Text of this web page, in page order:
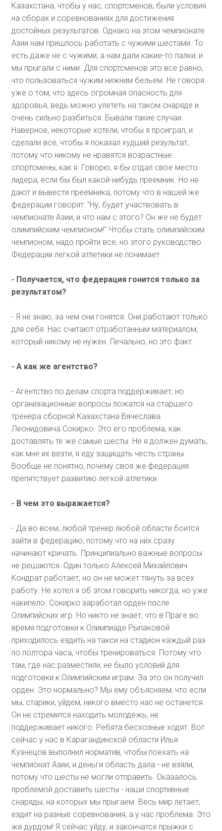
Казахстана, чтобы у нас, спортсменов, были условия
на сборах и соревнованиях для достижения
достойных результатов. Однако на этом чемпионате
Азии нам пришлось работать с чужими шестами. То
есть даже не с чужими, а нам дали какие-то палки, и
мы прыгали с ними. Для спортсменов это все равно,
что пользоваться чужим нижним бельем. Не говоря
уже о том, что здесь огромная опасность для
здоровья, ведь можно улететь на таком снаряде и
очень сильно разбиться. Бывали такие случаи.
Наверное, некоторые хотели, чтобы я проиграл, и
сделали все, чтобы я показал худший результат,
потому что никому не нравятся возрастные
спортсмены, как я. Говорю, я бы отдал свое место
лидера, если бы был какой-нибудь преемник. Но не
дают и вывести преемника, потому что в нашей же
федерации говорят: "Ну, будет участвовать в
чемпионате Азии, и что нам с этого? Он же не будет
олимпийским чемпионом!" Чтобы стать олимпийским
чемпионом, надо пройти все, но этого руководство
Федерации легкой атлетики не понимает.
- Получается, что федерация гонится только за
результатом?
- Я не знаю, за чем они гонятся. Они работают только
для себя. Нас считают отработанным материалом,
который никому не нужен. Печально, но это факт.
- А как же агентство?
- Агентство по делам спорта поддерживает, но
организационные вопросы ложатся на старшего
тренера сборной Казахстана Вячеслава
Леонидовича Сокирко. Это его проблема, как
доставлять те же самые шесты. Не я должен думать,
как мне их везти, я еду защищать честь страны.
Вообще не понятно, почему своя же федерация
препятствует развитию легкой атлетики.
- В чем это выражается?
- Да во всем, любой тренер любой области боится
зайти в федерацию, потому что на них сразу
начинают кричать. Принципиально важные вопросы
не решаются. Один только Алексей Михайлович
Кондрат работает, но он не может тянуть за всех
работу. Не хотел я об этом говорить никогда, но уже
накипело. Сокирко заработал орден после
Олимпийских игр. Но никто не знает, что в Праге во
время подготовки к Олимпиаде Рыпаковой
приходилось ездить на такси на стадион каждый раз
по полтора часа, чтобы тренироваться. Потому что
там, где нас разместили, не было условий для
подготовки к Олимпийским играм. За это он получил
орден. Это нормально? Мы ему объясняем, что если
мы, старики, уйдем, никого вместо нас не останется.
Он не стремится находить молодежь, не
поддерживает никого. Ребята бесхозные ходят. Вот
сейчас у нас в Карагандинской области Илья
Кузнецов выполнил норматив, чтобы поехать на
чемпионат Азии, и деньги область дала - не взяли,
потому что шесты не могли отправить. Оказалось
проблемой доставить шесты - наши спортивные
снаряды, на которых мы прыгаем. Весь мир летает,
ездит на разные соревнования, а у нас проблема. Это
же дурдом! Я сейчас уйду, и закончатся прыжки с